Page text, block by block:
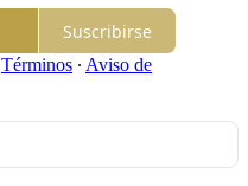
Suscribirse
Términos ∙ Aviso de